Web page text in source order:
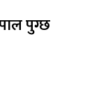
पुग्छ